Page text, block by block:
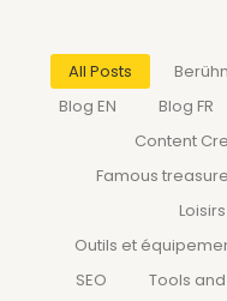
All Posts
Blog EN
Blog FR
Content
Famous
Loisirs
Outils et
SEO
Tools